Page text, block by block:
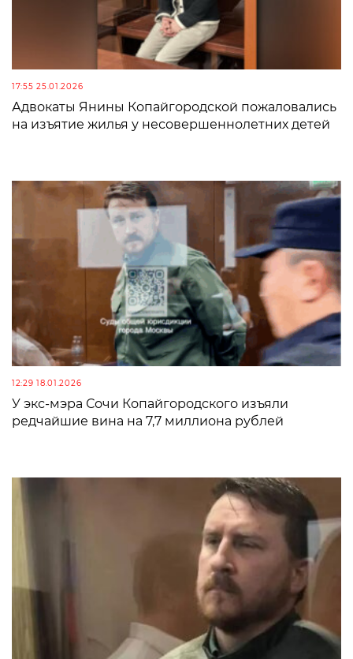
17:55 25.01.2026
Адвокаты Янины Копайгородской пожаловались
на изъятие жилья у несовершеннолетних детей
12:29 18.01.2026
У экс-мэра Сочи Копайгородского изъяли
редчайшие вина на 7,7 миллиона рублей